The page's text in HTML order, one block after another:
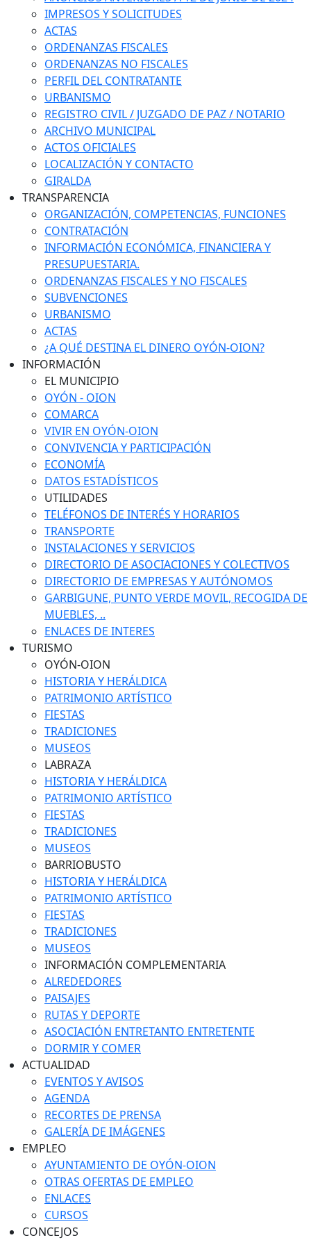
IMPRESOS Y SOLICITUDES
ACTAS
ORDENANZAS FISCALES
ORDENANZAS NO FISCALES
PERFIL DEL CONTRATANTE
URBANISMO
REGISTRO CIVIL / JUZGADO DE PAZ / NOTARIO
ARCHIVO MUNICIPAL
ACTOS OFICIALES
LOCALIZACIÓN Y CONTACTO
GIRALDA
TRANSPARENCIA
ORGANIZACIÓN, COMPETENCIAS, FUNCIONES
CONTRATACIÓN
INFORMACIÓN ECONÓMICA, FINANCIERA Y
PRESUPUESTARIA.
ORDENANZAS FISCALES Y NO FISCALES
SUBVENCIONES
URBANISMO
ACTAS
¿A QUÉ DESTINA EL DINERO OYÓN-OION?
INFORMACIÓN
EL MUNICIPIO
OYÓN - OION
COMARCA
VIVIR EN OYÓN-OION
CONVIVENCIA Y PARTICIPACIÓN
ECONOMÍA
DATOS ESTADÍSTICOS
UTILIDADES
TELÉFONOS DE INTERÉS Y HORARIOS
TRANSPORTE
INSTALACIONES Y SERVICIOS
DIRECTORIO DE ASOCIACIONES Y COLECTIVOS
DIRECTORIO DE EMPRESAS Y AUTÓNOMOS
GARBIGUNE, PUNTO VERDE MOVIL, RECOGIDA DE
MUEBLES, ..
ENLACES DE INTERES
TURISMO
OYÓN-OION
HISTORIA Y HERÁLDICA
PATRIMONIO ARTÍSTICO
FIESTAS
TRADICIONES
MUSEOS
LABRAZA
HISTORIA Y HERÁLDICA
PATRIMONIO ARTÍSTICO
FIESTAS
TRADICIONES
MUSEOS
BARRIOBUSTO
HISTORIA Y HERÁLDICA
PATRIMONIO ARTÍSTICO
FIESTAS
TRADICIONES
MUSEOS
INFORMACIÓN COMPLEMENTARIA
ALREDEDORES
PAISAJES
RUTAS Y DEPORTE
ASOCIACIÓN ENTRETANTO ENTRETENTE
DORMIR Y COMER
ACTUALIDAD
EVENTOS Y AVISOS
AGENDA
RECORTES DE PRENSA
GALERÍA DE IMÁGENES
EMPLEO
AYUNTAMIENTO DE OYÓN-OION
OTRAS OFERTAS DE EMPLEO
ENLACES
CURSOS
CONCEJOS